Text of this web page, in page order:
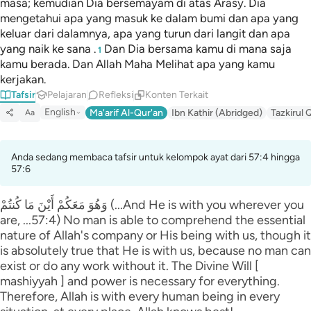
masa; kemudian Dia bersemayam di atas Arasy. Dia
mengetahui apa yang masuk ke dalam bumi dan apa yang
keluar dari dalamnya, apa yang turun dari langit dan apa
yang naik ke sana . 1 Dan Dia bersama kamu di mana saja
kamu berada. Dan Allah Maha Melihat apa yang kamu
kerjakan.
Tafsir Pelajaran Refleksi Konten Terkait
Aa English Ma'arif Al-Qur'an Ibn Kathir (Abridged) Tazkirul
Anda sedang membaca tafsir untuk kelompok ayat dari 57:4 hingga
57:6
وَهُوَ مَعَكُمْ أَيْنَ مَا كُنتُمْ (...And He is with you wherever you
are, ...57:4) No man is able to comprehend the essential
nature of Allah's company or His being with us, though it
is absolutely true that He is with us, because no man can
exist or do any work without it. The Divine Will [
mashiyyah ] and power is necessary for everything.
Therefore, Allah is with every human being in every